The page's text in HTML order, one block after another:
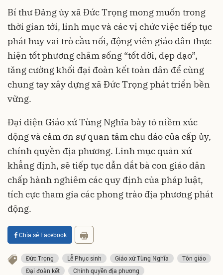
Bí thư Đảng ủy xã Đức Trọng mong muốn trong
thời gian tới, linh mục và các vị chức việc tiếp tục
phát huy vai trò cầu nối, động viên giáo dân thực
hiện tốt phương châm sống “tốt đời, đẹp đạo”,
tăng cường khối đại đoàn kết toàn dân để cùng
chung tay xây dựng xã Đức Trọng phát triển bền
vững.
Đại diện Giáo xứ Tùng Nghĩa bày tỏ niềm xúc
động và cảm ơn sự quan tâm chu đáo của cấp ủy,
chính quyền địa phương. Linh mục quản xứ
khẳng định, sẽ tiếp tục dẫn dắt bà con giáo dân
chấp hành nghiêm các quy định của pháp luật,
tích cực tham gia các phong trào địa phương phát
động.
Chia sẻ Facebook
Đức Trọng Lễ Phục sinh Giáo xứ Tùng Nghĩa
Tôn giáo
Đại đoàn kết
Chính quyền địa phương